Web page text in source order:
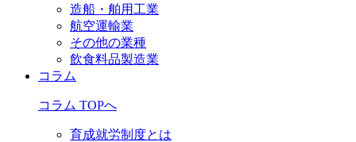
造船・舶用工業
航空運輸業
その他の業種
飲食料品製造業
コラム
コラム TOPへ
育成就労制度とは